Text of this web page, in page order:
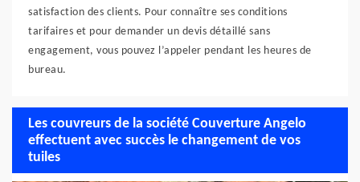
satisfaction des clients. Pour connaître ses conditions
tarifaires et pour demander un devis détaillé sans
engagement, vous pouvez l’appeler pendant les heures de
bureau.
Les couvreurs de la société Couverture Angelo
effectuent avec succès le changement de vos
tuiles